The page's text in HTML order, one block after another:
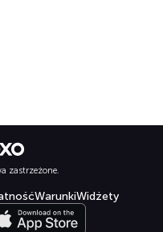
zastrzeżone.
WarunkiWidżety